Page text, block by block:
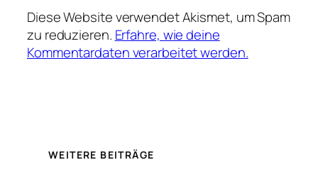
Diese Website verwendet Akismet, um Spam
zu reduzieren. Erfahre, wie deine
Kommentardaten verarbeitet werden.
WEITERE BEITRÄGE